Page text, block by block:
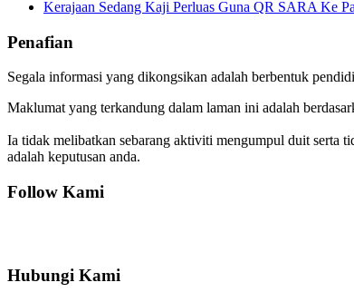
Kerajaan Sedang Kaji Perluas Guna QR SARA Ke
Penafian
Segala informasi yang dikongsikan adalah berbentuk
Maklumat yang terkandung dalam laman ini adalah
Ia tidak melibatkan sebarang aktiviti mengumpul duit serta
adalah keputusan anda.
Follow Kami
Hubungi Kami